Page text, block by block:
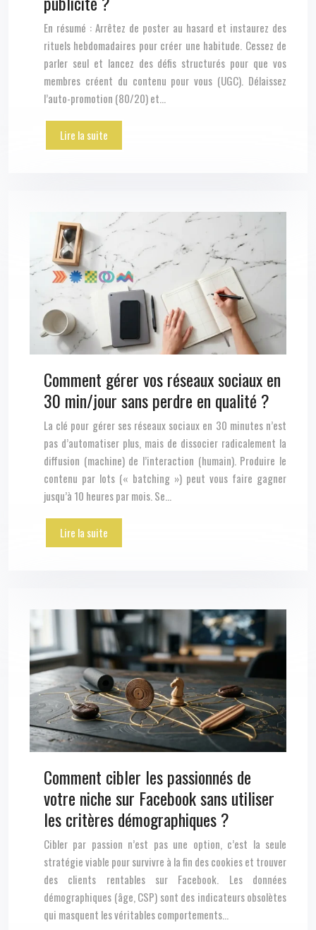
En résumé : Arrêtez de poster au hasard et instaurez des
rituels hebdomadaires pour créer une habitude. Cessez de
parler seul et lancez des défis structurés pour que vos
membres créent du contenu pour vous (UGC). Délaissez
l’auto-promotion (80/20) et…
Lire la suite
Comment gérer vos réseaux sociaux en
30 min/jour sans perdre en qualité ?
La clé pour gérer ses réseaux sociaux en 30 minutes n’est
pas d’automatiser plus, mais de dissocier radicalement la
diffusion (machine) de l’interaction (humain). Produire le
contenu par lots (« batching ») peut vous faire gagner
jusqu’à 10 heures par mois. Se…
Lire la suite
Comment cibler les passionnés de
votre niche sur Facebook sans utiliser
les critères démographiques ?
Cibler par passion n’est pas une option, c’est la seule
stratégie viable pour survivre à la fin des cookies et trouver
des clients rentables sur Facebook. Les données
démographiques (âge, CSP) sont des indicateurs obsolètes
qui masquent les véritables comportements…